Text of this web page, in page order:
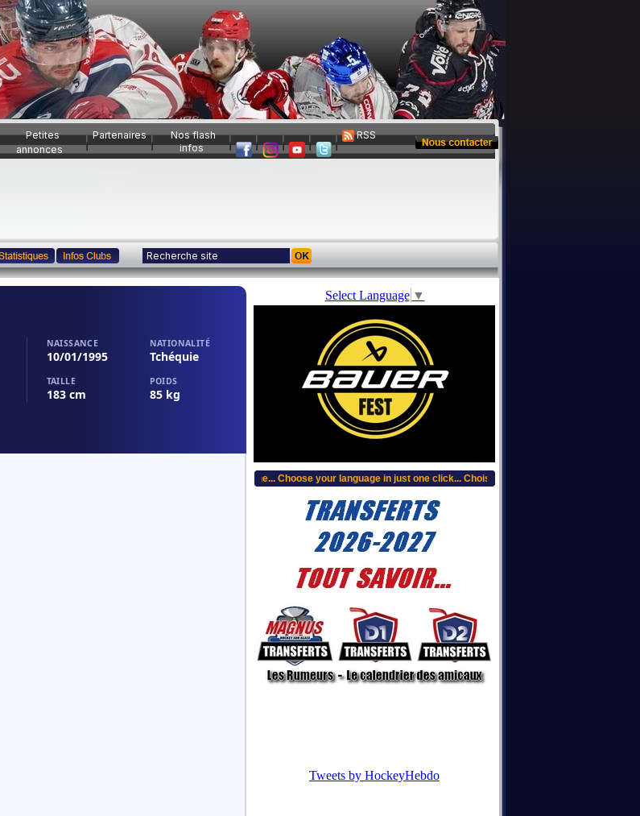
Petites
annonces
Partenaires
Nos flash
infos
RSS
NAISSANCE
10/01/1995
NATIONALITÉ
Tchéquie
TAILLE
183 cm
POIDS
85 kg
Select Language ▼
...Bitte w�hlen Sie Ihre Sprache... Choose your language in just one click... Choisissez votre langue, clic plus
Tweets by HockeyHebdo